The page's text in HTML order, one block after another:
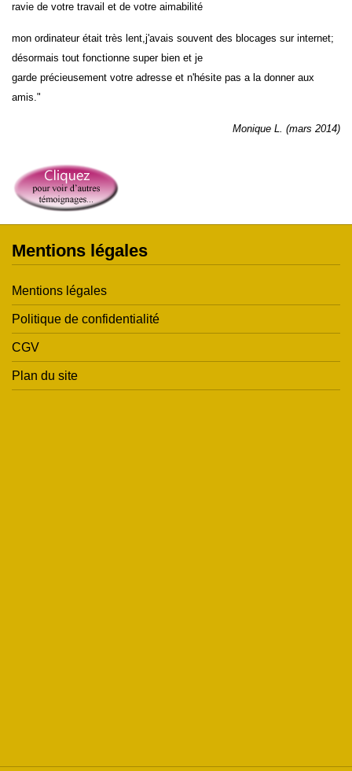
ravie de votre travail et de votre aimabilité
mon ordinateur était très lent,j'avais souvent des blocages sur internet;
désormais tout fonctionne super bien et je
garde précieusement votre adresse et n'hésite pas a la donner aux
amis."
Monique L. (mars 2014)
Mentions légales
Mentions légales
Politique de confidentialité
CGV
Plan du site